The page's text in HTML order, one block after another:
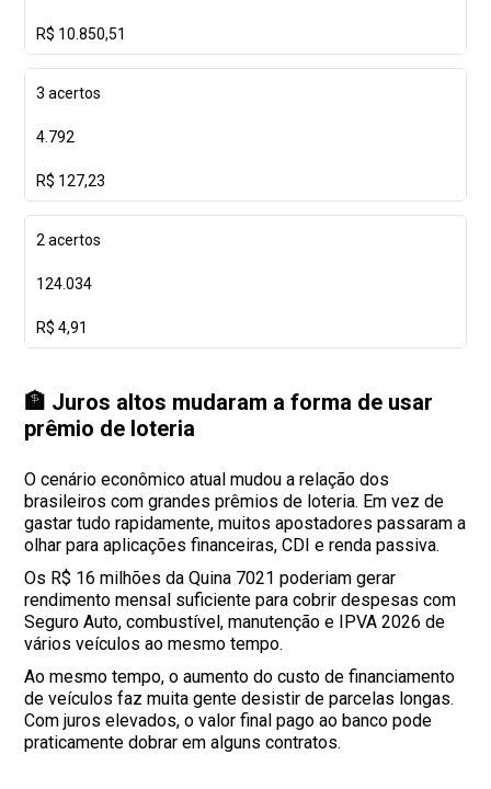
R$ 10.850,51
3 acertos
4.792
R$ 127,23
2 acertos
124.034
R$ 4,91
🏦 Juros altos mudaram a forma de usar
prêmio de loteria
O cenário econômico atual mudou a relação dos
brasileiros com grandes prêmios de loteria. Em vez de
gastar tudo rapidamente, muitos apostadores passaram a
olhar para aplicações financeiras, CDI e renda passiva.
Os R$ 16 milhões da Quina 7021 poderiam gerar
rendimento mensal suficiente para cobrir despesas com
Seguro Auto, combustível, manutenção e IPVA 2026 de
vários veículos ao mesmo tempo.
Ao mesmo tempo, o aumento do custo de financiamento
de veículos faz muita gente desistir de parcelas longas.
Com juros elevados, o valor final pago ao banco pode
praticamente dobrar em alguns contratos.